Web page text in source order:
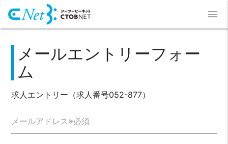
menu
メールエントリーフォー
ム
求人エントリー（求人番号052-877）
メールアドレス※必須